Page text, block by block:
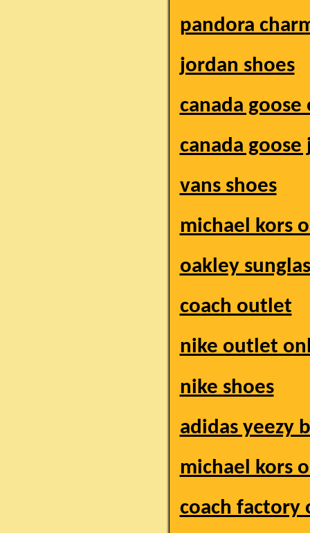
pandora
jordan shoes
canada
canada goose
vans shoes
michael kors
oakley
coach outlet
nike outlet
nike shoes
adidas yeezy
michael kors
coach